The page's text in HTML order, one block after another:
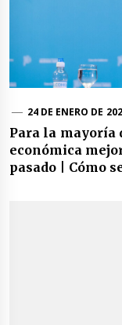
24 DE ENERO DE
Para la mayoría
económica
pasado | Cómo